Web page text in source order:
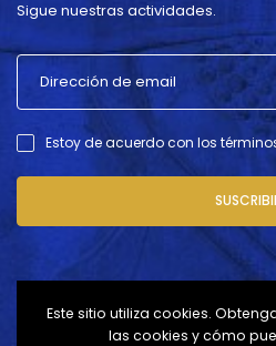
Sigue nuestras actividades.
Estoy de acuerdo con los
Este sitio utiliza cookies.
las cookies y cómo